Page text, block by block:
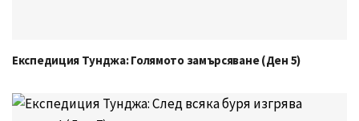
Експедиция Тунджа: Голямото замърсяване (Ден 5)